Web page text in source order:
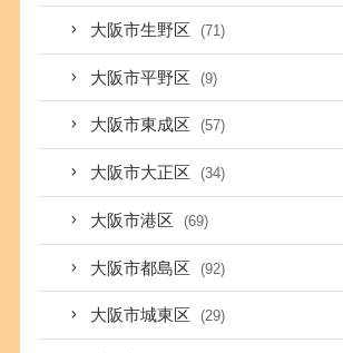
大阪市生野区 (71)
大阪市平野区 (9)
大阪市東成区 (57)
大阪市大正区 (34)
大阪市港区 (69)
大阪市都島区 (92)
大阪市城東区 (29)